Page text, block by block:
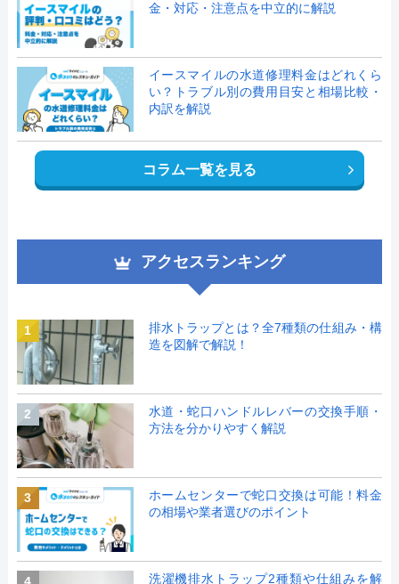
金・対応・注意点を中立的に解説
イースマイルの水道修理料金はどれくら
い？トラブル別の費用目安と相場比較・
内訳を解説
コラム一覧を見る
アクセスランキング
1
排水トラップとは？全7種類の仕組み・構
造を図解で解説！
2
水道・蛇口ハンドルレバーの交換手順・
方法を分かりやすく解説
3
ホームセンターで蛇口交換は可能！料金
の相場や業者選びのポイント
洗濯機排水トラップ2種類や仕組みを解